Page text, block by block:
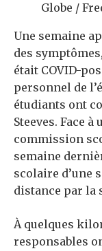
Globe /
Une semaine
des
était COVID-
personnel de
étudiants ont
Steeves. Face
commission
semaine
scolaire d’une
distance par la
À quelques
responsables